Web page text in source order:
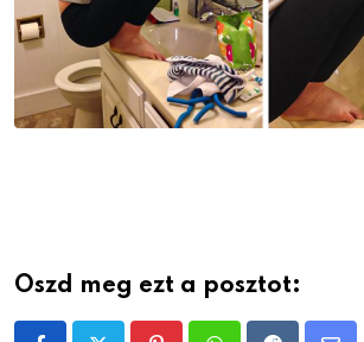
Oszd meg ezt a posztot: